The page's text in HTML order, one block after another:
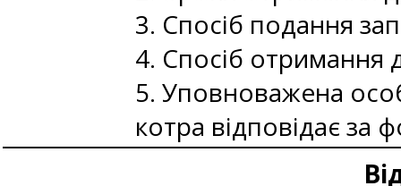
3. Спосіб подання
4. Спосіб отримання
5. Уповноважена
котра відповідає за